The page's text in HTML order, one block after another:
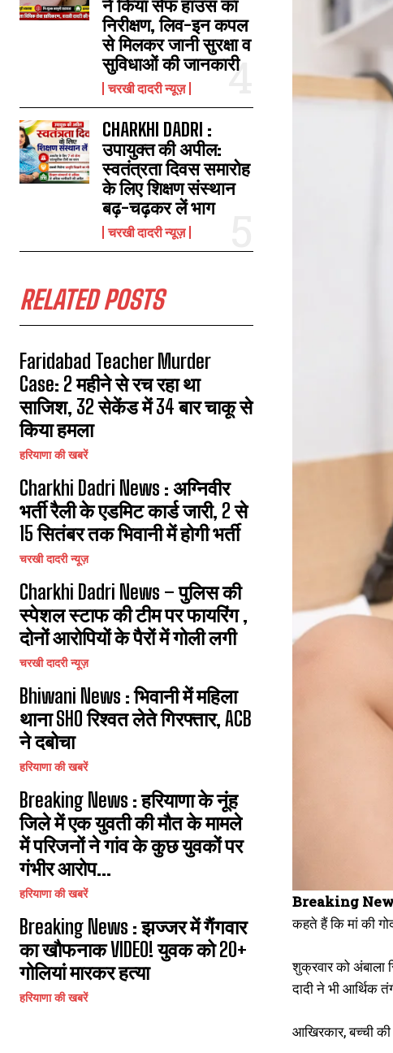
ने किया सेफ हाउस का
निरीक्षण, लिव-इन कपल
से मिलकर जानी सुरक्षा व
सुविधाओं की जानकारी
चरखी दादरी न्यूज़
CHARKHI DADRI :
उपायुक्त की अपील:
स्वतंत्रता दिवस समारोह
के लिए शिक्षण संस्थान
बढ़-चढ़कर लें भाग
चरखी दादरी न्यूज़
RELATED POSTS
Faridabad Teacher Murder
Case: 2 महीने से रच रहा था
साजिश, 32 सेकेंड में 34 बार चाकू से
किया हमला
हरियाणा की खबरें
Charkhi Dadri News : अग्निवीर
भर्ती रैली के एडमिट कार्ड जारी, 2 से
15 सितंबर तक भिवानी में होगी भर्ती
चरखी दादरी न्यूज़
Charkhi Dadri News – पुलिस की
स्पेशल स्टाफ की टीम पर फायरिंग ,
दोनों आरोपियों के पैरों में गोली लगी
चरखी दादरी न्यूज़
Bhiwani News : भिवानी में महिला
थाना SHO रिश्वत लेते गिरफ्तार, ACB
ने दबोचा
हरियाणा की खबरें
Breaking News : हरियाणा के नूंह
जिले में एक युवती की मौत के मामले
में परिजनों ने गांव के कुछ युवकों पर
गंभीर आरोप...
हरियाणा की खबरें
Breaking News : झज्जर में गैंगवार
का खौफनाक VIDEO! युवक को 20+
गोलियां मारकर हत्या
हरियाणा की खबरें
Breaking
कहते हैं कि मां की
शुक्रवार को अंबाला
दादी ने भी आर्थिक
आखिरकार, बच्ची